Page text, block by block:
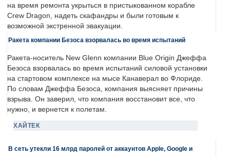
на время ремонта укрыться в пристыкованном корабле
Crew Dragon, надеть скафандры и были готовым к
возможной экстренной эвакуации.
Ракета компании Безоса взорвалась во время испытаний
Ракета-носитель New Glenn компании Blue Origin Джеффа
Безоса взорвалась во время испытаний силовой установки
на стартовом комплексе на мысе Канаверал во Флориде.
По словам Джеффа Безоса, компания выясняет причины
взрыва. Он заверил, что компания восстановит все, что
нужно, и вернется к полетам.
ХАЙТЕК
В сеть утекли 16 млрд паролей от аккаунтов Apple, Google и